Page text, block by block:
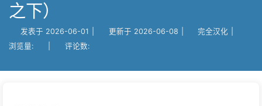
之下）
发表于 2026-06-01 更新于 2026-06-08 完全汉化
浏览量:
评论数: